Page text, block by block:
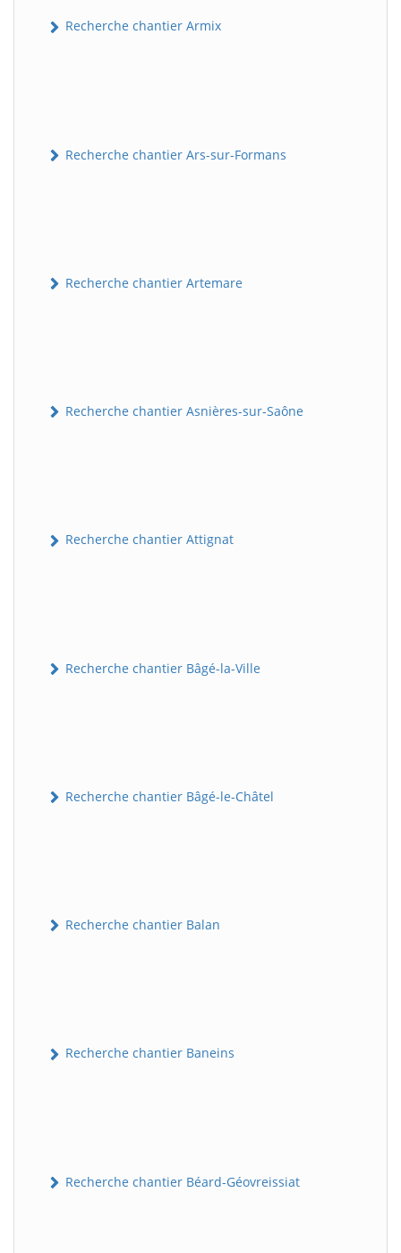
Recherche chantier Armix
Recherche chantier Ars-sur-Formans
Recherche chantier Artemare
Recherche chantier Asnières-sur-Saône
Recherche chantier Attignat
Recherche chantier Bâgé-la-Ville
Recherche chantier Bâgé-le-Châtel
Recherche chantier Balan
Recherche chantier Baneins
Recherche chantier Béard-Géovreissiat